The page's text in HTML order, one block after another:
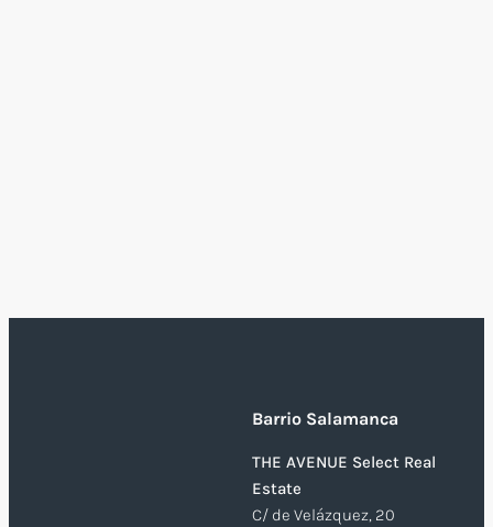
Barrio Salamanca
THE AVENUE Select Real
Estate
C/ de Velázquez, 20